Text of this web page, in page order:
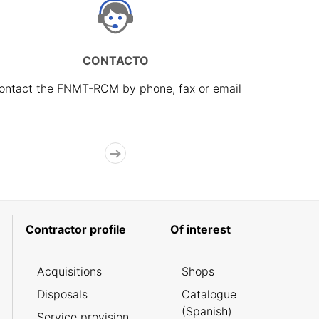
CONTACTO
the FNMT-RCM by phone, fax or email
Contractor profile
Acquisitions
Disposals
Of interest
Shops
Catalogue
(Spanish)